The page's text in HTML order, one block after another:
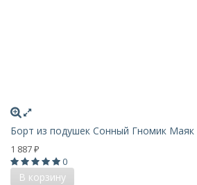
Борт из подушек Сонный Гномик Маяк
1 887 ₽
0
В корзину